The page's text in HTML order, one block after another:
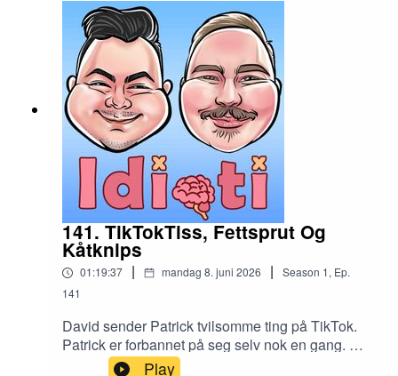
141. TikTokTiss, Fettsprut Og
Kåtknips
01:19:37 | mandag 8. juni 2026 | Season 1, Ep.
141
David sender Patrick tvilsomme ting på TikTok.
Patrick er forbannet på seg selv nok en gang. Og
David vil kunne knipse folk kåt.
Play